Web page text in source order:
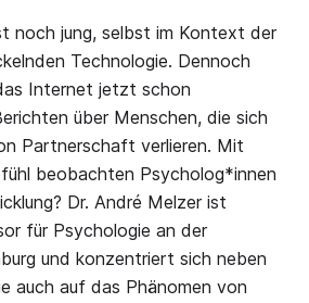
noch jung, selbst im Kontext der
Technologie. Dennoch
Internet jetzt schon
über Menschen, die sich
Partnerschaft verlieren. Mit
beobachten Psycholog*innen
Dr. André Melzer ist
für Psychologie an der
und konzentriert sich neben
auch auf das Phänomen von